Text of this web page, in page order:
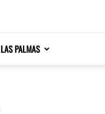
LAS PALMAS